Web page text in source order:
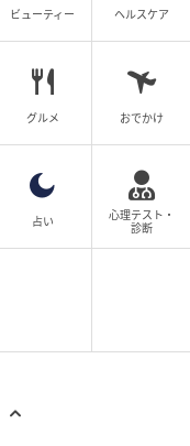
ビューティー ヘルスケア
グルメ おでかけ
占い
心理テスト・
診断